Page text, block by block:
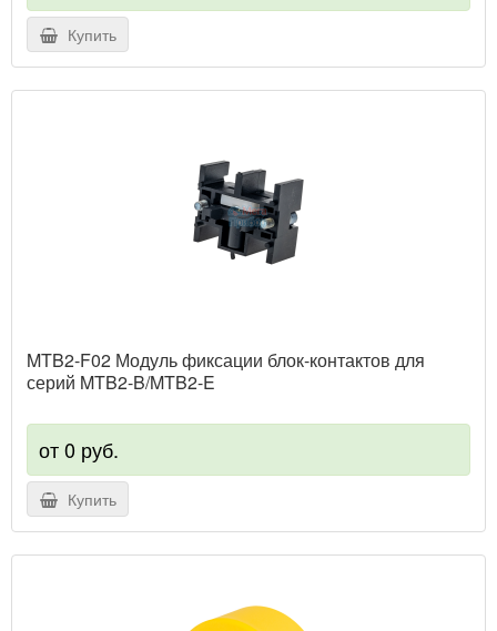
Купить
MTB2-F02 Модуль фиксации блок-контактов для
серий MTB2-B/MTB2-E
от 0 руб.
Купить